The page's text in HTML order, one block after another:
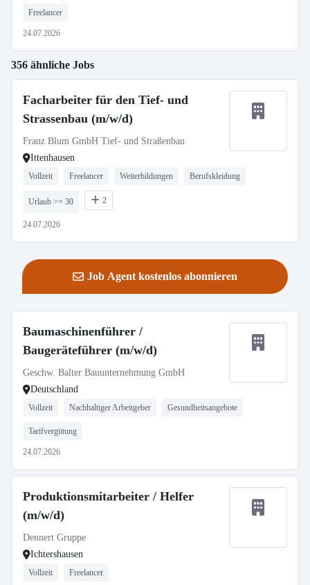
Freelancer
24.07.2026
356 ähnliche Jobs
Facharbeiter für den Tief- und
Strassenbau (m/w/d)
Franz Blum GmbH Tief- und Straßenbau
Ittenhausen
Vollzeit Freelancer Weiterbildungen Berufskleidung
Urlaub >= 30 2
24.07.2026
Job Agent kostenlos abonnieren
Baumaschinenführer /
Baugeräteführer (m/w/d)
Geschw. Balter Bauunternehmung GmbH
Deutschland
Vollzeit Nachhaltiger Arbeitgeber Gesundheitsangebote
Tarifvergütung
24.07.2026
Produktionsmitarbeiter / Helfer
(m/w/d)
Dennert Gruppe
Ichtershausen
Vollzeit Freelancer